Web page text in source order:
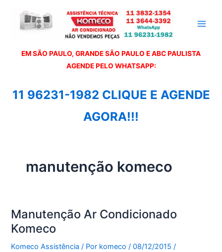
EM SÃO PAULO, GRANDE SÃO PAULO E ABC PAULISTA
AGENDE PELO WHATSAPP:
11 96231-1982 CLIQUE E AGENDE
AGORA!!!
manutenção komeco
Manutenção Ar Condicionado
Komeco
Komeco Assistência / Por komeco/08/12/2015 /